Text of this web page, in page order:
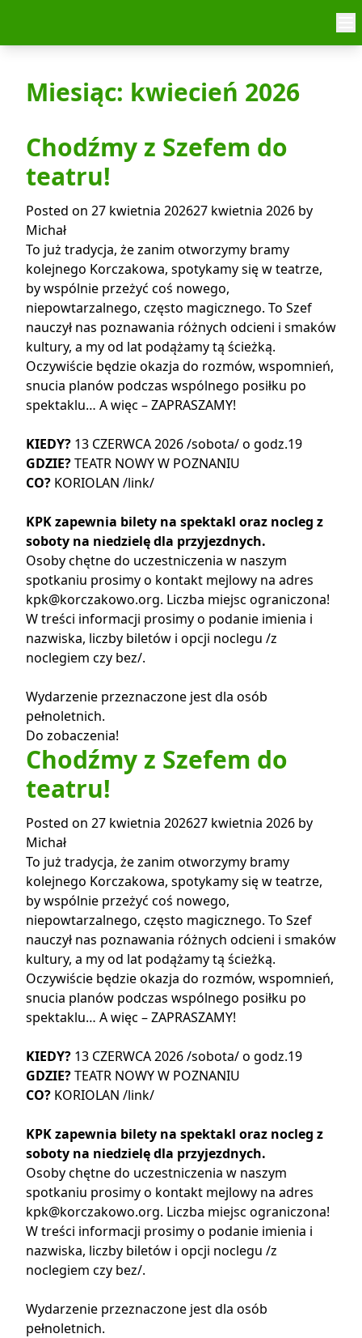
Miesiąc: kwiecień 2026
Chodźmy z Szefem do
teatru!
Posted on 27 kwietnia 202627 kwietnia 2026 by
Michał
To już tradycja, że zanim otworzymy bramy
kolejnego Korczakowa, spotykamy się w teatrze,
by wspólnie przeżyć coś nowego,
niepowtarzalnego, często magicznego. To Szef
nauczył nas poznawania różnych odcieni i smaków
kultury, a my od lat podążamy tą ścieżką.
Oczywiście będzie okazja do rozmów, wspomnień,
snucia planów podczas wspólnego posiłku po
spektaklu… A więc – ZAPRASZAMY!
KIEDY? 13 CZERWCA 2026 /sobota/ o godz.19
GDZIE?TEATR NOWY W POZNANIU
CO? KORIOLAN /link/
KPK zapewnia bilety na spektakl oraz nocleg z
soboty na niedzielę dla przyjezdnych.
Osoby chętne do uczestniczenia w naszym
spotkaniu prosimy o kontakt mejlowy na adres
kpk@korczakowo.org. Liczba miejsc ograniczona!
W treści informacji prosimy o podanie imienia i
nazwiska, liczby biletów i opcji noclegu /z
noclegiem czy bez/.
Wydarzenie przeznaczone jest dla osób
pełnoletnich.
Do zobaczenia!
Chodźmy z Szefem do
teatru!
Posted on 27 kwietnia 202627 kwietnia 2026 by
Michał
To już tradycja, że zanim otworzymy bramy
kolejnego Korczakowa, spotykamy się w teatrze,
by wspólnie przeżyć coś nowego,
niepowtarzalnego, często magicznego. To Szef
nauczył nas poznawania różnych odcieni i smaków
kultury, a my od lat podążamy tą ścieżką.
Oczywiście będzie okazja do rozmów, wspomnień,
snucia planów podczas wspólnego posiłku po
spektaklu… A więc – ZAPRASZAMY!
KIEDY? 13 CZERWCA 2026 /sobota/ o godz.19
GDZIE?TEATR NOWY W POZNANIU
CO? KORIOLAN /link/
KPK zapewnia bilety na spektakl oraz nocleg z
soboty na niedzielę dla przyjezdnych.
Osoby chętne do uczestniczenia w naszym
spotkaniu prosimy o kontakt mejlowy na adres
kpk@korczakowo.org. Liczba miejsc ograniczona!
W treści informacji prosimy o podanie imienia i
nazwiska, liczby biletów i opcji noclegu /z
noclegiem czy bez/.
Wydarzenie przeznaczone jest dla osób
pełnoletnich.